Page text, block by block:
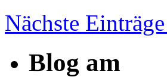
Nächste
Blog am